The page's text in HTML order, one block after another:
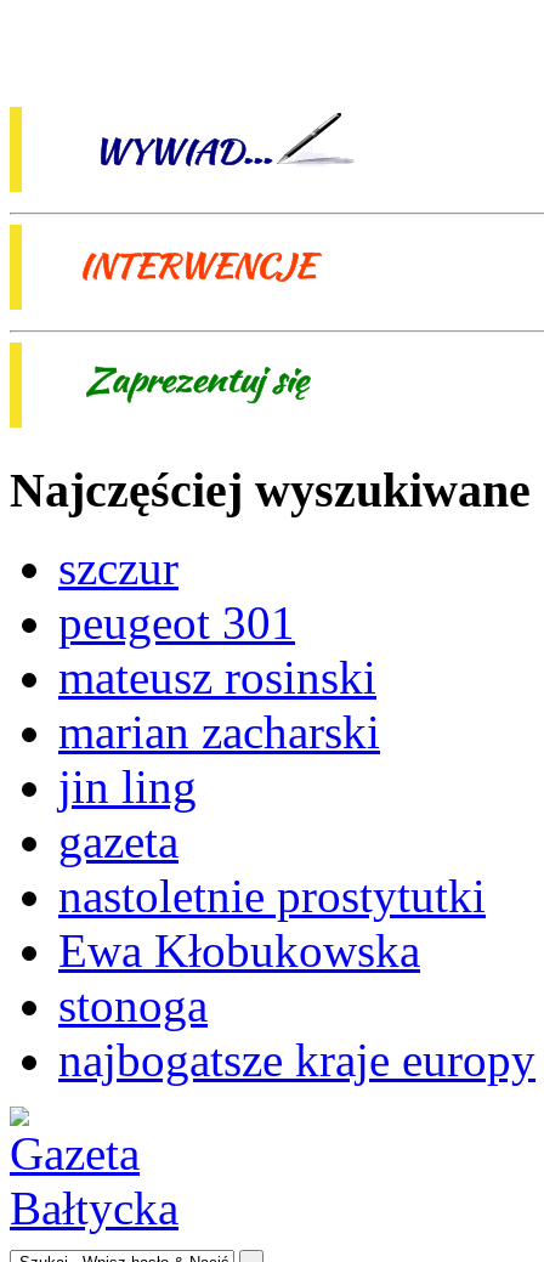
Najczęściej wyszukiwane
szczur
peugeot 301
mateusz rosinski
marian zacharski
jin ling
gazeta
nastoletnie prostytutki
Ewa Kłobukowska
stonoga
najbogatsze kraje europy